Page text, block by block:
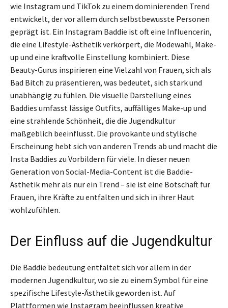
wie Instagram und TikTok zu einem dominierenden Trend
entwickelt, der vor allem durch selbstbewusste Personen
geprägt ist. Ein Instagram Baddie ist oft eine Influencerin,
die eine Lifestyle-Ästhetik verkörpert, die Modewahl, Make-
up und eine kraftvolle Einstellung kombiniert. Diese
Beauty-Gurus inspirieren eine Vielzahl von Frauen, sich als
Bad Bitch zu präsentieren, was bedeutet, sich stark und
unabhängig zu fühlen. Die visuelle Darstellung eines
Baddies umfasst lässige Outfits, auffälliges Make-up und
eine strahlende Schönheit, die die Jugendkultur
maßgeblich beeinflusst. Die provokante und stylische
Erscheinung hebt sich von anderen Trends ab und macht die
Insta Baddies zu Vorbildern für viele. In dieser neuen
Generation von Social-Media-Content ist die Baddie-
Ästhetik mehr als nur ein Trend – sie ist eine Botschaft für
Frauen, ihre Kräfte zu entfalten und sich in ihrer Haut
wohlzufühlen.
Der Einfluss auf die Jugendkultur
Die Baddie bedeutung entfaltet sich vor allem in der
modernen Jugendkultur, wo sie zu einem Symbol für eine
spezifische Lifestyle-Ästhetik geworden ist. Auf
Plattformen wie Instagram beeinflussen kreative